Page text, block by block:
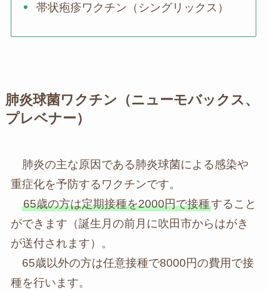
帯状疱疹ワクチン（シングリックス）
肺炎球菌ワクチン（ニューモバックス、
プレベナー）
肺炎の主な原因である肺炎球菌による感染や
重症化を予防するワクチンです。
65歳の方は定期接種を2000円で接種すること
ができます（誕生月の前月に吹田市からはがき
が送付されます）。
65歳以外の方は任意接種で8000円の費用で接
種を行います。